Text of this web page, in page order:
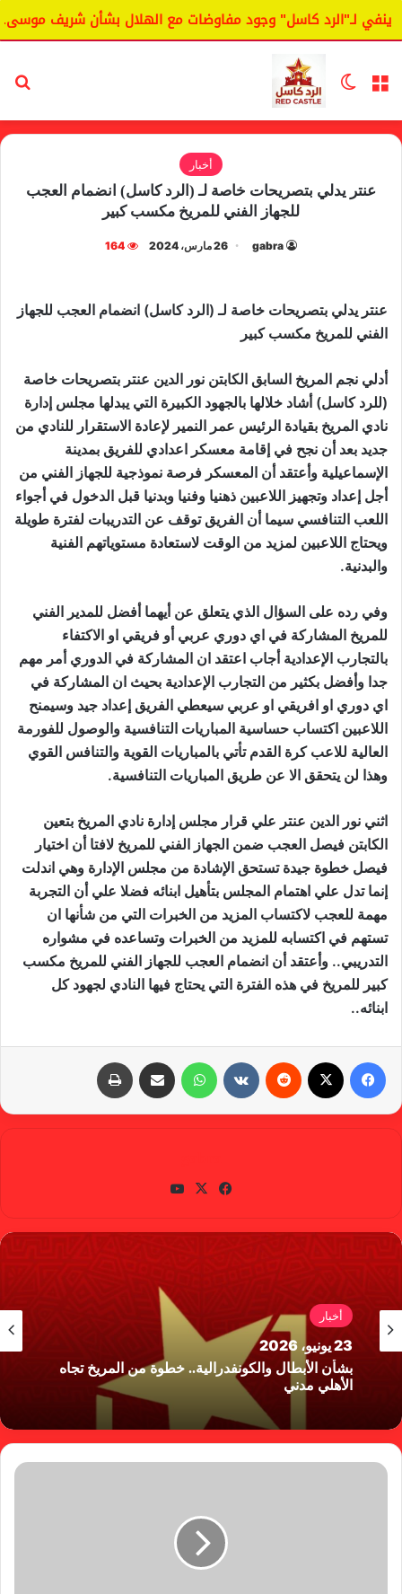
لـ"الرد كاسل" وجود مفاوضات مع الهلال بشأن شريف موسى.
القائمة الوضع المظلم
أخبار
عنتر يدلي بتصريحات خاصة لـ (الرد كاسل) انضمام العجب
للجهاز الفني للمريخ مكسب كبير
gabra 26 مارس، 2024 164
عنتر يدلي بتصريحات خاصة لـ (الرد كاسل) انضمام العجب للجهاز
الفني للمريخ مكسب كبير
أدلي نجم المريخ السابق الكابتن نور الدين عنتر بتصريحات خاصة
(للرد كاسل) أشاد خلالها بالجهود الكبيرة التي يبدلها مجلس إدارة
نادي المريخ بقيادة الرئيس عمر النمير لإعادة الاستقرار للنادي من
جديد بعد أن نجح في إقامة معسكر اعدادي للفريق بمدينة
الإسماعيلية وأعتقد أن المعسكر فرصة نموذجية للجهاز الفني من
أجل إعداد وتجهيز اللاعبين ذهنيا وفنيا وبدنيا قبل الدخول في أجواء
اللعب التنافسي سيما أن الفريق توقف عن التدريبات لفترة طويلة
ويحتاج اللاعبين لمزيد من الوقت لاستعادة مستوياتهم الفنية
والبدنية.
وفي رده على السؤال الذي يتعلق عن أيهما أفضل للمدير الفني
للمريخ المشاركة في اي دوري عربي أو فريقي او الاكتفاء
بالتجارب الإعدادية أجاب اعتقد ان المشاركة في الدوري أمر مهم
جدا وأفضل بكثير من التجارب الإعدادية بحيث ان المشاركة في
اي دوري او افريقي او عربي سيعطي الفريق إعداد جيد وسيمنح
اللاعبين اكتساب حساسية المباريات التنافسية والوصول للفورمة
العالية للاعب كرة القدم تأتي بالمباريات القوية والتنافس القوي
وهذا لن يتحقق الا عن طريق المباريات التنافسية.
اثني نور الدين عنتر علي قرار مجلس إدارة نادي المريخ بتعين
الكابتن فيصل العجب ضمن الجهاز الفني للمريخ لافتا أن اختيار
فيصل خطوة جيدة تستحق الإشادة من مجلس الإدارة وهي اندلت
إنما تدل علي اهتمام المجلس بتأهيل ابنائه فضلا علي أن التجربة
مهمة للعجب لاكتساب المزيد من الخبرات التي من شأنها ان
تستهم في اكتسابه للمزيد من الخبرات وتساعده في مشواره
التدريبي.. وأعتقد أن انضمام العجب للجهاز الفني للمريخ مكسب
كبير للمريخ في هذه الفترة التي يحتاج فيها النادي لجهود كل
ابنائه..
واتساب
في
وك
X
أخبار
23 يونيو، 2026
بشأن الأبطال والكونفدرالية.. خطوة من المريخ تجاه
الأهلي مدني